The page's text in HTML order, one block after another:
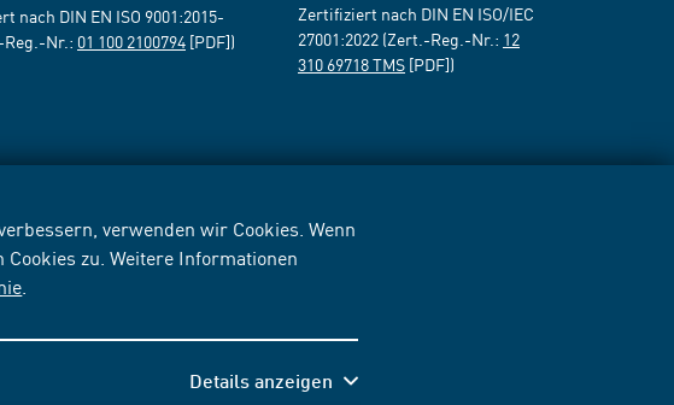
verwenden wir Cookies. Wenn
zu. Weitere Informationen
Details anzeigen
nach DIN EN ISO 9001:2015-
Nr.: 01 100 2100794 [PDF])
Zertifiziert nach DIN EN ISO/IEC
27001:2022 (Zert.-Reg.-Nr.: 12
310 69718 TMS [PDF])